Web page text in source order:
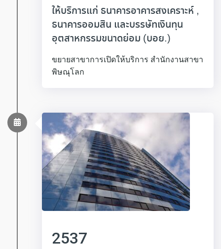
ให้บริการแก่ ธนาคารอาคารสงเคราะห์ ,
ธนาคารออมสิน และบรรษัทเงินทุน
อุตสาหกรรมขนาดย่อม (บอย.)
ขยายสาขาการเปิดให้บริการ สำนักงานสาขา
พิษณุโลก
2537